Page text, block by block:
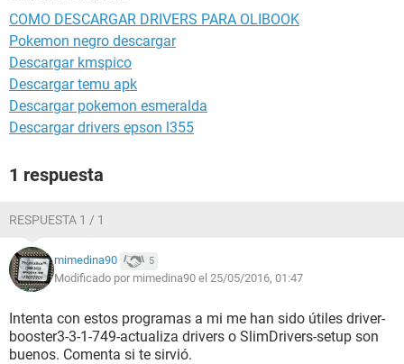
COMO DESCARGAR DRIVERS PARA OLIBOOK
Pokemon negro descargar
Descargar kmspico
Descargar temu apk
Descargar pokemon esmeralda
Descargar drivers epson l355
1 respuesta
RESPUESTA 1 / 1
mimedina90 5
Modificado por mimedina90 el 25/05/2016, 01:47
Intenta con estos programas a mi me han sido útiles driver-
booster3-3-1-749-actualiza drivers o SlimDrivers-setup son
buenos. Comenta si te sirvió.